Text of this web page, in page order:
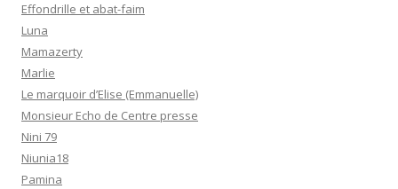
Effondrille et abat-faim
Luna
Mamazerty
Marlie
Le marquoir d’Elise (Emmanuelle)
Monsieur Echo de Centre presse
Nini 79
Niunia18
Pamina